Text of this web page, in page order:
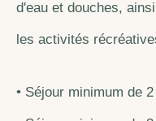
d'eau et douches,
les activités
• Séjour minimum de